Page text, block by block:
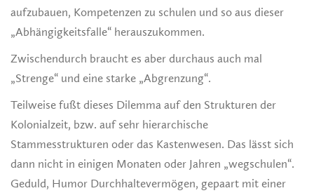
aufzubauen, Kompetenzen zu schulen und so aus dieser
„Abhängigkeitsfalle“ herauszukommen.
Zwischendurch braucht es aber durchaus auch mal
„Strenge“ und eine starke „Abgrenzung“.
Teilweise fußt dieses Dilemma auf den Strukturen der
Kolonialzeit, bzw. auf sehr hierarchische
Stammesstrukturen oder das Kastenwesen. Das lässt sich
dann nicht in einigen Monaten oder Jahren „wegschulen“.
Geduld, Humor Durchhaltevermögen, gepaart mit einer